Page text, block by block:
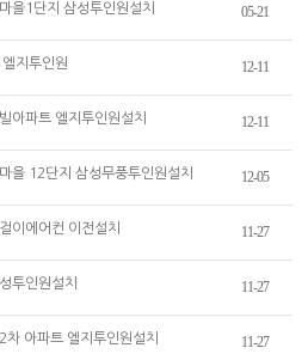
을1단지 삼성투인원설치 05-21
지투인원 12-11
아파트 엘지투인원설치 12-11
을 12단지 삼성무풍투인원설치 12-05
이에어컨 이전설치 11-27
투인원설치 11-27
아파트 엘지투인원설치 11-27